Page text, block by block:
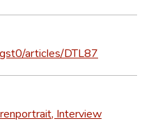
articles/DTL87
Interview